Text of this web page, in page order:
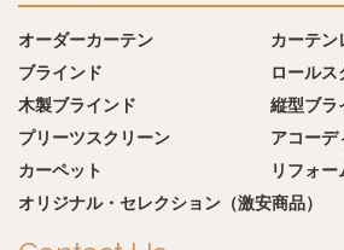
オーダーカーテン
カーテン
ブラインド
ロール
木製ブラインド
縦型ブラ
プリーツスクリーン
アコー
カーペット
リフォ
オリジナル・セレクション（激安商品）